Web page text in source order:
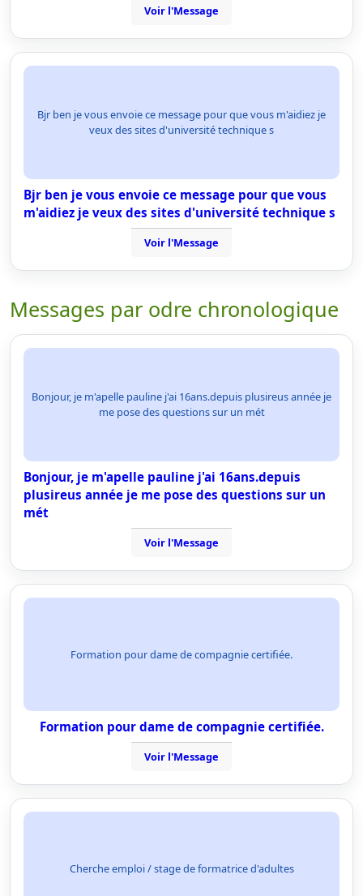
Voir l'Message
Bjr ben je vous envoie ce message pour que vous m'aidiez je
veux des sites d'université technique s
Bjr ben je vous envoie ce message pour que vous
m'aidiez je veux des sites d'université technique s
Voir l'Message
Messages par odre chronologique
Bonjour, je m'apelle pauline j'ai 16ans.depuis plusireus année je
me pose des questions sur un mét
Bonjour, je m'apelle pauline j'ai 16ans.depuis
plusireus année je me pose des questions sur un
mét
Voir l'Message
Formation pour dame de compagnie certifiée.
Formation pour dame de compagnie certifiée.
Voir l'Message
Cherche emploi / stage de formatrice d'adultes